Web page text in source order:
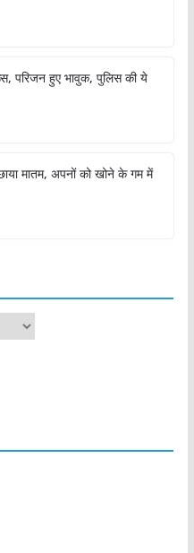
परिजन हुए भावुक, पुलिस की ये
मातम, अपनों को खोने के गम में